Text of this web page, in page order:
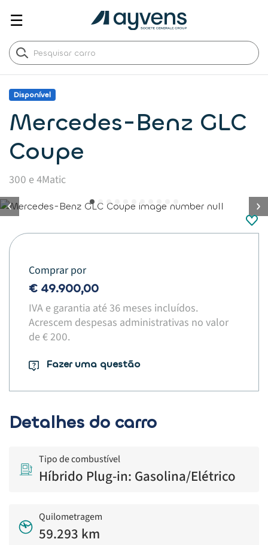
☰
Disponível
Mercedes-Benz GLC
Coupe
300 e 4Matic
button.previous
Comprar por
€ 49.900,00
IVA e garantia até 36 meses incluídos.
Acrescem despesas administrativas no valor
de € 200.​
Fazer uma questão
Detalhes do carro
Tipo de combustível
Híbrido Plug-in: Gasolina/Elétrico
Quilometragem
59.293 km